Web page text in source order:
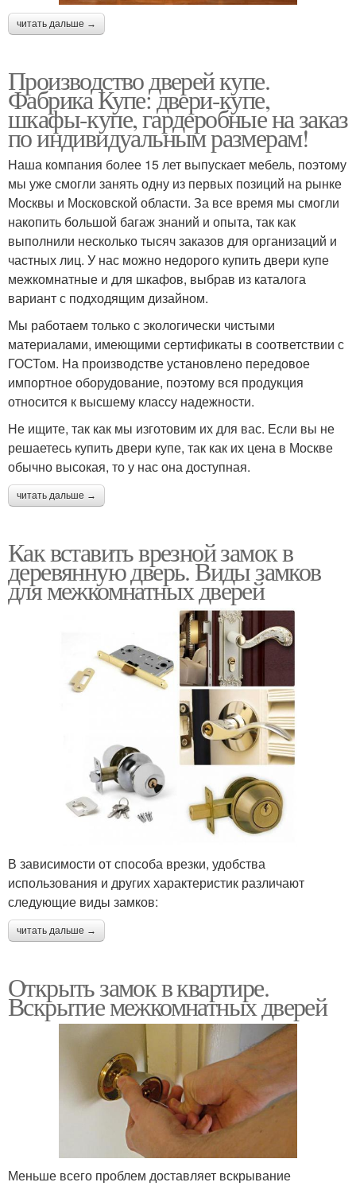
читать дальше →
Производство дверей купе.
Фабрика Купе: двери-купе,
шкафы-купе, гардеробные на заказ
по индивидуальным размерам!
Наша компания более 15 лет выпускает мебель, поэтому
мы уже смогли занять одну из первых позиций на рынке
Москвы и Московской области. За все время мы смогли
накопить большой багаж знаний и опыта, так как
выполнили несколько тысяч заказов для организаций и
частных лиц. У нас можно недорого купить двери купе
межкомнатные и для шкафов, выбрав из каталога
вариант с подходящим дизайном.
Мы работаем только с экологически чистыми
материалами, имеющими сертификаты в соответствии с
ГОСТом. На производстве установлено передовое
импортное оборудование, поэтому вся продукция
относится к высшему классу надежности.
Не ищите, так как мы изготовим их для вас. Если вы не
решаетесь купить двери купе, так как их цена в Москве
обычно высокая, то у нас она доступная.
читать дальше →
Как вставить врезной замок в
деревянную дверь. Виды замков
для межкомнатных дверей
В зависимости от способа врезки, удобства
использования и других характеристик различают
следующие виды замков:
читать дальше →
Открыть замок в квартире.
Вскрытие межкомнатных дверей
Меньше всего проблем доставляет вскрывание